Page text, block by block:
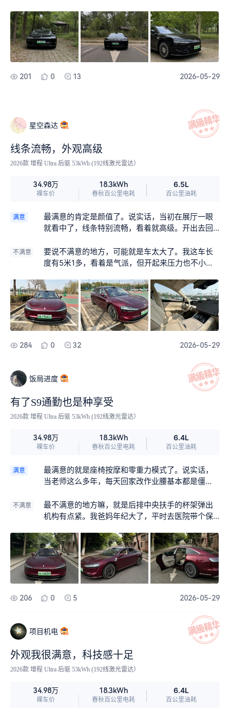
以前的三分之一。一年省下的钱，够我们化学教研
组换两年实验器材了，说实话挺划算的。
突然介入制动，动作有点突兀，坐在车里的感觉就
像学生实验数据出错了还得重新核对一样，让人心
里不踏实。我教了三十年化学，讲究的是严谨和条
理，这方面确实还有提升空间。
201 0 13 2026-05-29
星空森达
线条流畅，外观高级
2026款 增程 Ultra 后驱 53kWh (192线激光雷达）
34.98万
裸车价
18.3kWh
春秋百公里电耗
6.5L
百公里油耗
满意
最满意的肯定是颜值了。说实话，当初在展厅一眼
就看中了，线条特别流畅，看着就高级。开出去回
看，甚至还有一次被路人问这是什么车、好不好
开。跟闺蜜出去玩，她们也总爱拿我车当背景拍
小虚荣心，还挺满足的。
不满意
要说不满意的地方，可能就是车太大了。我这车长
度有5米1多，看着是气派，但开起来压力也不小。
时候需要很小心地挪进去，生怕刮了蹭了。还有一
次去商场，地下车库的转弯特别急，会车的时候手
心都出汗了，感觉吧，对女司机来说，尺寸要是能
稍微友好一点点就更好了。
284 0 32 2026-05-29
饭局进度
有了S9通勤也是种享受
2026款 增程 Ultra 后驱 53kWh (192线激光雷达）
34.98万
裸车价
18.3kWh
春秋百公里电耗
6.4L
百公里油耗
满意
最满意的就是座椅按摩和零重力模式了。说实话，
当老师这么多年，每天回家改作业腰基本都是僵
座椅按摩，那个热石按摩是真的能按到点子上去，
背部那种又热又揉的感觉，一趟通勤下来整个人都
母看完病，我也会在后排躺一会儿，是真的舒服。
不满意
最不满意的地方嘛，就是后排中央扶手的杯架弹出
机构有点紧。我爸妈年纪大了，平时去医院带个保
们手劲不够，总是按不到位，每次都得我侧过身子
来帮忙，稍微有点不方便。如果能轻一点或者做成
按压式自动开启的就更好了。
206 0 5 2026-05-29
项目机电
外观我很满意，科技感十足
2026款 增程 Ultra 后驱 53kWh (192线激光雷达）
34.98万
裸车价
18.3kWh
春秋百公里电耗
6.4L
百公里油耗